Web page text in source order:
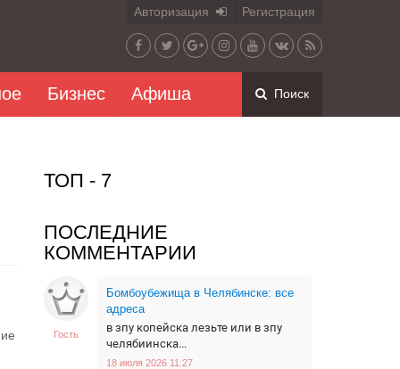
Авторизация Регистрация
Бизнес Афиша Поиск
ТОП - 7
ПОСЛЕДНИЕ
КОММЕНТАРИИ
Гость
Бомбоубежища в Челябинске: все
адреса
в зпу копейска лезьте или в зпу
челябиинска...
18 июля 2026 11:27